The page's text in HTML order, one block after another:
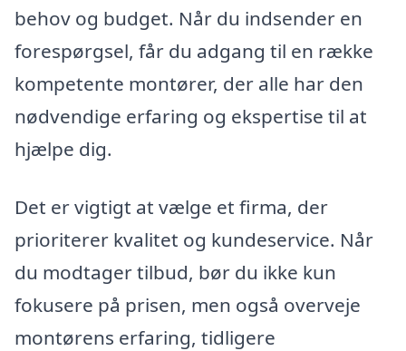
behov og budget. Når du indsender en
forespørgsel, får du adgang til en række
kompetente montører, der alle har den
nødvendige erfaring og ekspertise til at
hjælpe dig.
Det er vigtigt at vælge et firma, der
prioriterer kvalitet og kundeservice. Når
du modtager tilbud, bør du ikke kun
fokusere på prisen, men også overveje
montørens erfaring, tidligere